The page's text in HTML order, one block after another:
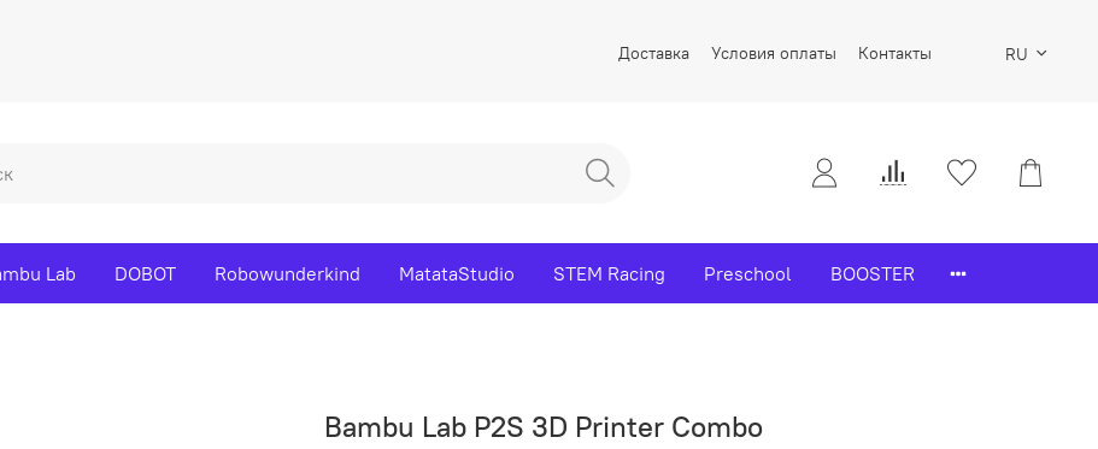
Доставка Условия оплаты Контакты RU
Lab DOBOT Robowunderkind MatataStudio STEM Racing Preschool BOOSTER
Bambu Lab P2S 3D Printer Combo